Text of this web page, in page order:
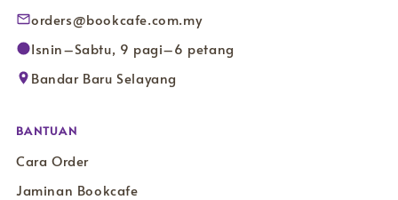
orders@bookcafe.com.my
Isnin–Sabtu, 9 pagi–6 petang
Bandar Baru Selayang
BANTUAN
Cara Order
Jaminan Bookcafe